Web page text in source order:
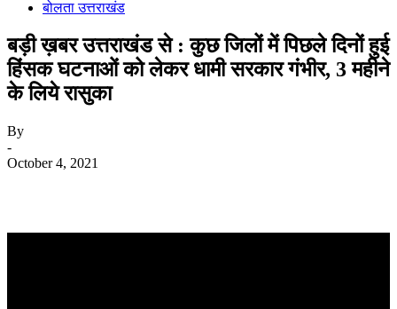
बोलता उत्तराखंड
बड़ी ख़बर उत्तराखंड से : कुछ जिलों में पिछले दिनों हुई
हिंसक घटनाओं को लेकर धामी सरकार गंभीर, 3 महीने
के लिये रासुका
By
-
October 4, 2021